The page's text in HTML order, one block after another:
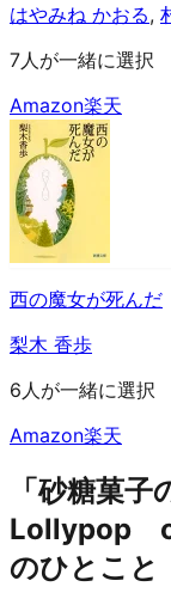
はやみね かおる,
7人が一緒に選択
Amazon楽天
西の魔女が死んだ
梨木 香歩
6人が一緒に選択
Amazon楽天
「砂糖菓
Lollypop
のひとこと